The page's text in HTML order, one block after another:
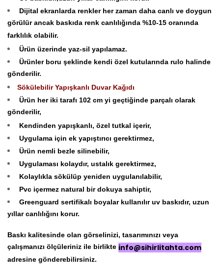
Dijital ekranlarda renkler her zaman daha canlı ve doygun
görülür ancak baskıda renk canlılığında %10-15 oranında
farklılık olabilir.
Ürün üzerinde yaz-sil yapılamaz.
Ürünler boru şeklinde kendi özel kutularında rulo halinde
gönderilir.
Sökülebilir Yapışkanlı Duvar Kağıdı
Ürün her iki tarafı 102 cm yi geçtiğinde parçalı olarak
gönderilir,
Kendinden yapışkanlı, özel tutkal içerir,
Uygulama için ek yapıştırıcı gerektirmez,
Ürün nemli bezle silinebilir,
Uygulaması kolaydır, ustalık gerektirmez,
Kolaylıkla sökülüp yeniden uygulanılabilir,
Pvc içermez natural bir dokuya sahiptir,
Greenguard sertifikalı boyalar kullanılır uv baskıdır, uzun
yıllar canlılığını korur.
Baskı kalitesinde olan görselinizi, tasarımınızı veya
çalışmanızı ölçüleriniz ile birlikte info@sihirlitahta.com
adresine gönderebilirsiniz.